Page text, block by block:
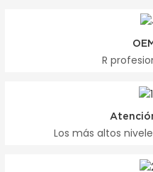
R
Los más altos